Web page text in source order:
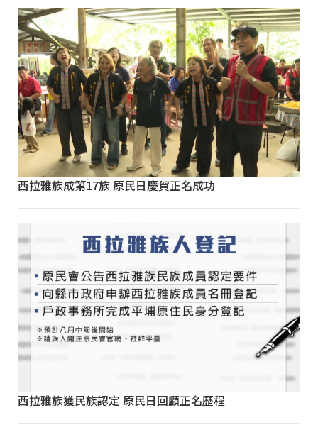
西拉雅族成第17族 原民日慶賀正名成功
西拉雅族獲民族認定 原民日回顧正名歷程